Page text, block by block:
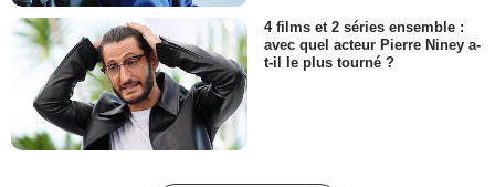
4 films et 2 séries ensemble :
avec quel acteur Pierre Niney a-
t-il le plus tourné ?